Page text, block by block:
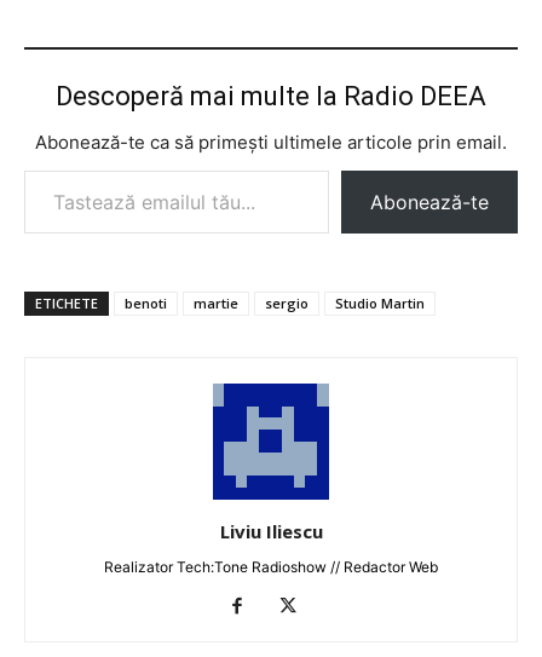
Descoperă mai multe la Radio DEEA
Abonează-te ca să primești ultimele articole prin email.
Tastează emailul tău...
Abonează-te
ETICHETE benoti martie sergio Studio Martin
Liviu Iliescu
Realizator Tech:Tone Radioshow // Redactor Web